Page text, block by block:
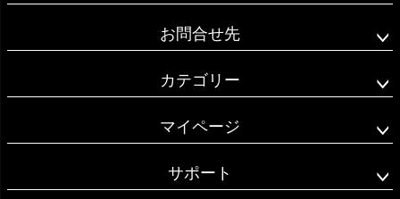
お問合せ先
カテゴリー
マイページ
サポート